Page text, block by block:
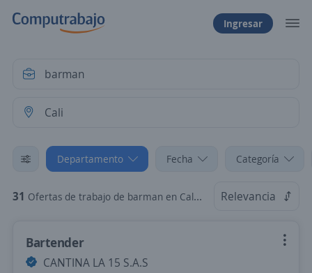
Ingresar
Departamento Fecha Categoría
31 Ofertas de trabajo de barman en Cali, Valle del Cauca Relevancia
Bartender
CANTINA LA 15 S.A.S